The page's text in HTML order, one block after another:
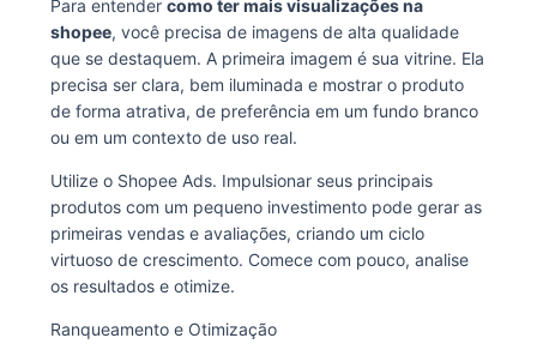
Para entender como ter mais visualizações na
shopee, você precisa de imagens de alta qualidade
que se destaquem. A primeira imagem é sua vitrine. Ela
precisa ser clara, bem iluminada e mostrar o produto
de forma atrativa, de preferência em um fundo branco
ou em um contexto de uso real.
Utilize o Shopee Ads. Impulsionar seus principais
produtos com um pequeno investimento pode gerar as
primeiras vendas e avaliações, criando um ciclo
virtuoso de crescimento. Comece com pouco, analise
os resultados e otimize.
Ranqueamento e Otimização